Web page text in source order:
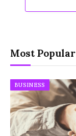
Most Popular
BUSINESS